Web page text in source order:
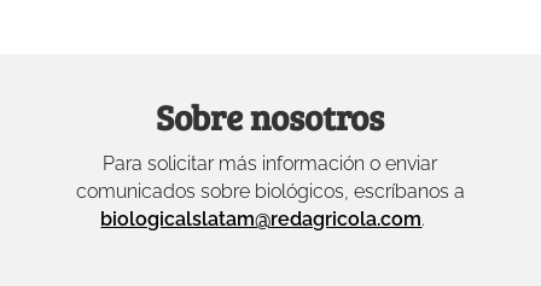
Sobre nosotros
Para solicitar más información o enviar
comunicados sobre biológicos, escríbanos a
biologicalslatam@redagricola.com.